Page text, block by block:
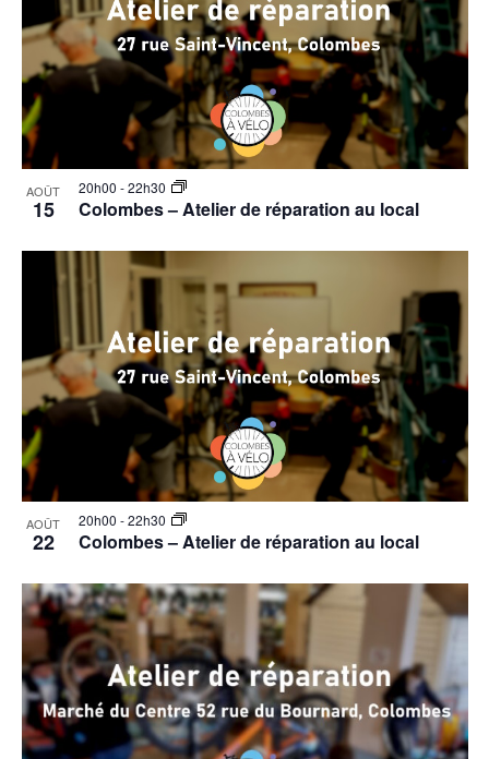
AOÛT
15 Colombes – Atelier de réparation au local
20h00 -22h30
AOÛT
22 Colombes – Atelier de réparation au local
20h00 -22h30